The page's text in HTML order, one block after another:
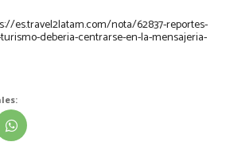
es.travel2latam.com/nota/62837-reportes-
deberia-centrarse-en-la-mensajeria-